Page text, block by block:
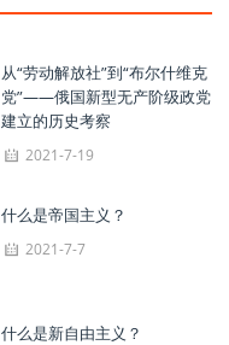
从“劳动解放社”到“布尔什维克
党”——俄国新型无产阶级政党
建立的历史考察
2021-7-19
什么是帝国主义？
2021-7-7
什么是新自由主义？